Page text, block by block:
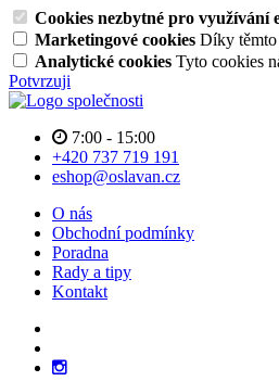
Cookies nezbytné pro využívání
Marketingové cookies Díky těmto
Analytické cookies Tyto cookies
Potvrzuji
7:00 - 15:00
+420 737 719 191
eshop@oslavan.cz
O nás
Obchodní podmínky
Poradna
Rady a tipy
Kontakt